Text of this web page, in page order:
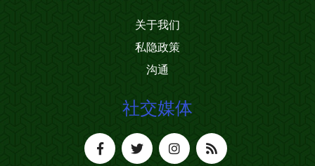
关于我们
私隐政策
沟通
社交媒体